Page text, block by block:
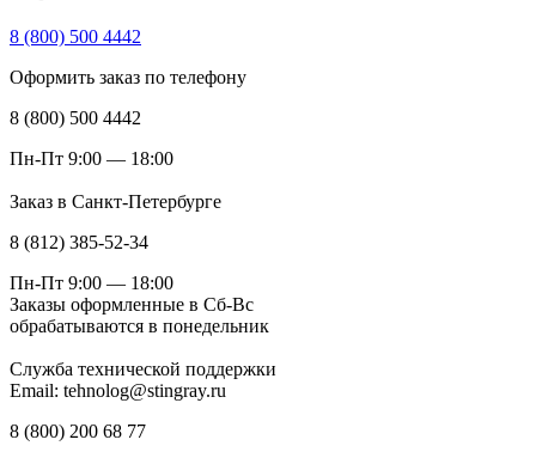
8 (800) 500 4442
Оформить заказ по телефону
8 (800) 500 4442
Пн-Пт 9:00 — 18:00
Заказ в Санкт-Петербурге
8 (812) 385-52-34
Пн-Пт 9:00 — 18:00
Заказы оформленные в Сб-Вс
обрабатываются в понедельник
Служба технической поддержки
Email: tehnolog@stingray.ru
8 (800) 200 68 77